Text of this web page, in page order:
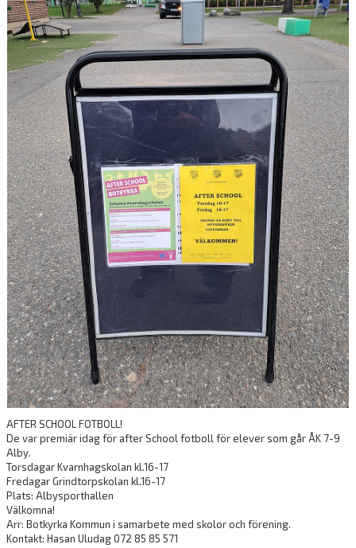
AFTER SCHOOL FOTBOLL!
De var premiär idag för after School fotboll för elever som går ÅK 7-9
Alby.
Torsdagar Kvarnhagskolan kl.16-17
Fredagar Grindtorpskolan kl.16-17
Plats: Albysporthallen
Välkomna!
Arr: Botkyrka Kommun i samarbete med skolor och förening.
Kontakt: Hasan Uludag 072 85 85 571